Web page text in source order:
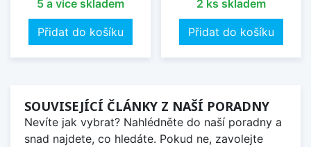
5 a více skladem
Přidat do košíku
2 ks skladem
Přidat do košíku
SOUVISEJÍCÍ ČLÁNKY Z NAŠÍ PORADNY
Nevíte jak vybrat? Nahlédněte do naší poradny a
snad najdete, co hledáte. Pokud ne, zavolejte